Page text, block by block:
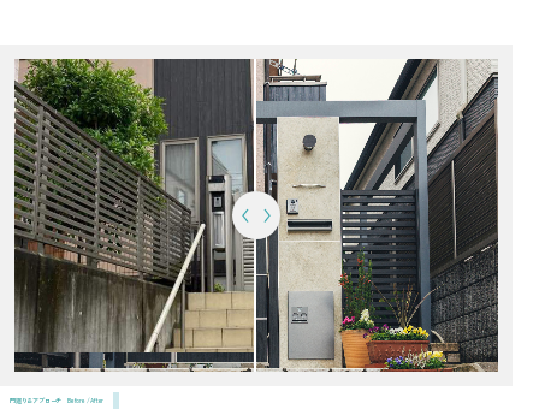
カーソルで左右に動かすことができます
門廻り＆アプローチ Before / After